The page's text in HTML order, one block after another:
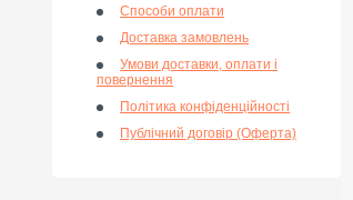
Способи оплати
Доставка замовлень
Умови доставки, оплати і
повернення
Політика конфіденційності
Публічний договір (Оферта)